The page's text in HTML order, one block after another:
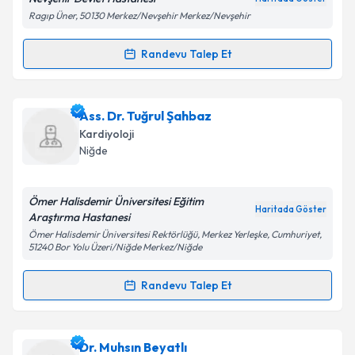
Kişisel verilerimin işlenmesine ilişkin
Metni'ni okudum ve kişisel verilerimin belirtilen
Takvim Talebini Gönder
Ragıp Üner, 50130 Merkez/Nevşehir Merkez/Nevşehir
Randevu Talep Et
Randevu Takvimi Talebi
Dr. Orhan Hakan Elönüiçin randevu takvimi talebi
oluşturun. Size bu uzmandan randevu almanız için bir
takvim hazırlandığında e-posta ile bilgilendireceğiz.
Kişisel verilerimin işlenmesine ilişkin
Metni'ni okudum ve kişisel verilerimin belirtilen
kapsamda işlenmesini kabul ediyorum.
Ass. Dr. Tuğrul Şahbaz
Kardiyoloji
Niğde
Ömer Halisdemir Üniversitesi Eğitim
Araştırma Hastanesi
Haritada Göster
Ömer Halisdemir Üniversitesi Rektörlüğü, Merkez Yerleşke, Cumhuriyet,
51240 Bor Yolu Üzeri/Niğde Merkez/Niğde
Randevu Talep Et
Randevu Takvimi Talebi
Ass. Dr. Tuğrul Şahbaziçin randevu takvimi talebi
Dr. Muhsın Beyatlı